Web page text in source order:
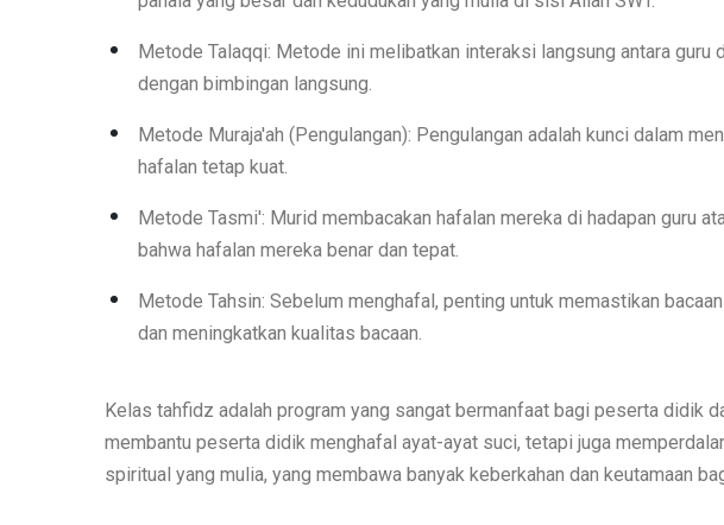
Metode Talaqqi: Metode ini melibatkan interaksi langsung antara guru
dengan bimbingan langsung.
Metode Muraja'ah (Pengulangan): Pengulangan adalah kunci dalam
hafalan tetap kuat.
Metode Tasmi': Murid membacakan hafalan mereka di hadapan guru
bahwa hafalan mereka benar dan tepat.
Metode Tahsin: Sebelum menghafal, penting untuk memastikan
dan meningkatkan kualitas bacaan.
Kelas tahfidz adalah program yang sangat bermanfaat bagi peserta didik
membantu peserta didik menghafal ayat-ayat suci, tetapi juga
spiritual yang mulia, yang membawa banyak keberkahan dan keutamaan